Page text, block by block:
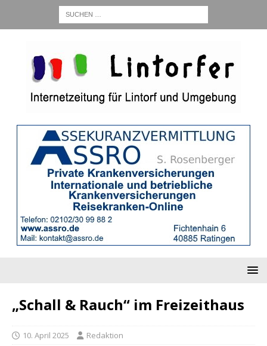
„Schall & Rauch“ im Freizeithaus
10. April 2025 Redaktion